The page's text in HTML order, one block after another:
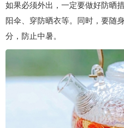
如果必须外出，一定要做好防晒
阳伞、穿防晒衣等。同时，要随
分，防止中暑。